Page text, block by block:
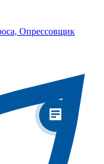
Опрессовщик